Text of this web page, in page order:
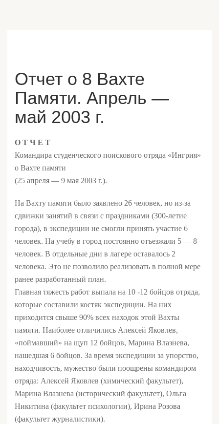
Отчет о 8 Вахте
Памяти. Апрель —
май 2003 г.
О Т Ч Е Т
Командира студенческого поискового отряда «Ингрия»
о Вахте памяти
(25 апреля — 9 мая 2003 г.).
На Вахту памяти было заявлено 26 человек, но из-за
сдвижки занятий в связи с праздниками (300-летие
города), в экспедиции не смогли принять участие 6
человек. На учебу в город постоянно отъезжали 5 — 8
человек. В отдельные дни в лагере оставалось 2
человека. Это не позволило реализовать в полной мере
ранее разработанный план.
Главная тяжесть работ выпала на 10 -12 бойцов отряда,
которые составили костяк экспедиции. На них
приходится свыше 90% всех находок этой Вахты
памяти. Наиболее отличились Алексей Яковлев,
«поймавший» на щуп 12 бойцов, Марина Влазнева,
нашедшая 6 бойцов. За время экспедиции за упорство,
находчивость, мужество были поощрены командиром
отряда: Алексей Яковлев (химический факультет),
Марина Влазнева (исторический факультет), Ольга
Никитина (факультет психологии), Ирина Розова
(факультет журналистики).